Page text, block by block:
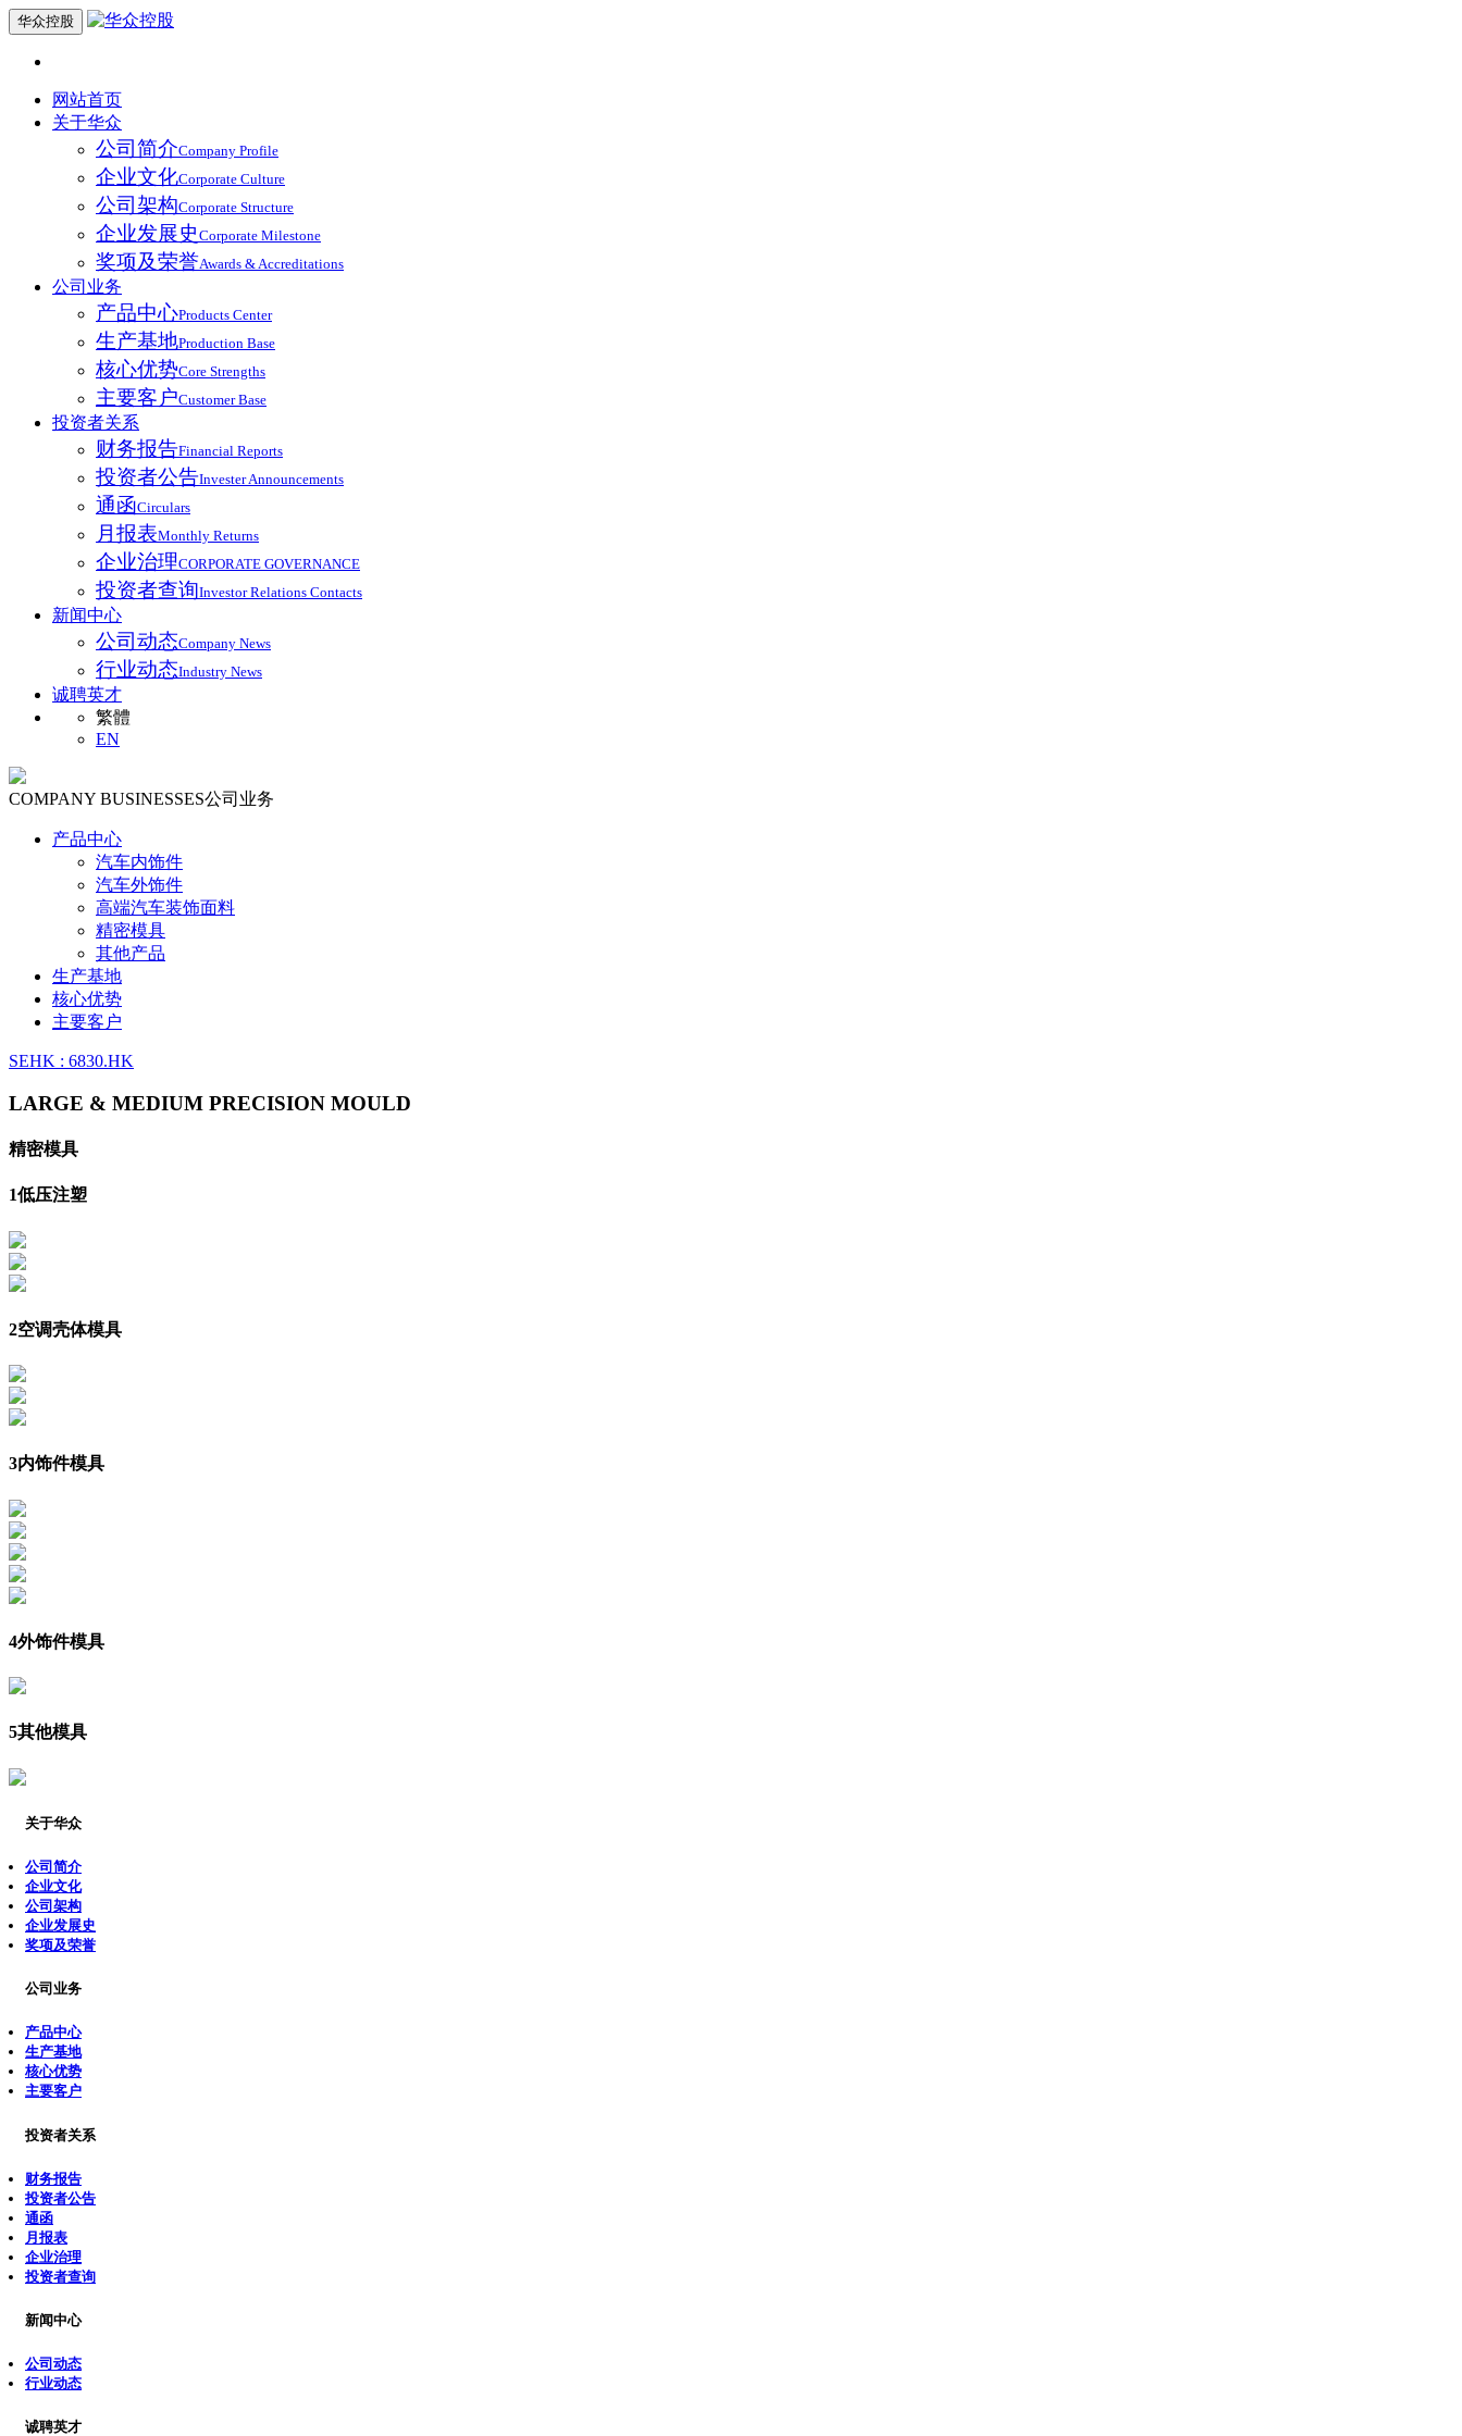
华众控股
网站首页
关于华众
公司简介Company Profile
企业文化Corporate Culture
公司架构Corporate Structure
企业发展史 Corporate Milestone
奖项及荣誉Awards & Accreditations
公司业务
产品中心Products Center
生产基地Production Base
核心优势Core Strengths
主要客户Customer Base
投资者关系
财务报告Financial Reports
投资者公告Invester Announcements
通函Circulars
月报表Monthly Returns
企业治理CORPORATE GOVERNANCE
投资者查询Investor Relations Contacts
新闻中心
公司动态Company News
行业动态Industry News
诚聘英才
繁體
EN
COMPANY BUSINESSES公司业务
产品中心
汽车内饰件
汽车外饰件
高端汽车装饰面料
精密模具
其他产品
生产基地
核心优势
主要客户
SEHK : 6830.HK
LARGE & MEDIUM PRECISION MOULD
精密模具
1低压注塑
2空调壳体模具
3内饰件模具
4外饰件模具
5其他模具
关于华众
公司简介
企业文化
公司架构
企业发展史
奖项及荣誉
公司业务
产品中心
生产基地
核心优势
主要客户
投资者关系
财务报告
投资者公告
通函
月报表
企业治理
投资者查询
新闻中心
公司动态
行业动态
诚聘英才